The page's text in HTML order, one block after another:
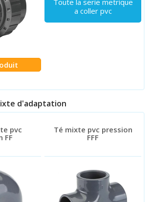
a coller pvc
d'adaptation
pvc
FF
Té mixte pvc pression
FFF